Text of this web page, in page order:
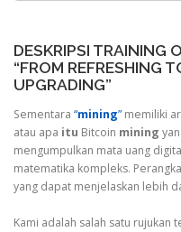
DESKRIPSI TRAINING
“FROM REFRESHING
UPGRADING”
Sementara “mining” memiliki
atau apa itu Bitcoin mining
mengumpulkan mata uang
matematika kompleks.
yang dapat menjelaskan lebih
Kami adalah salah satu